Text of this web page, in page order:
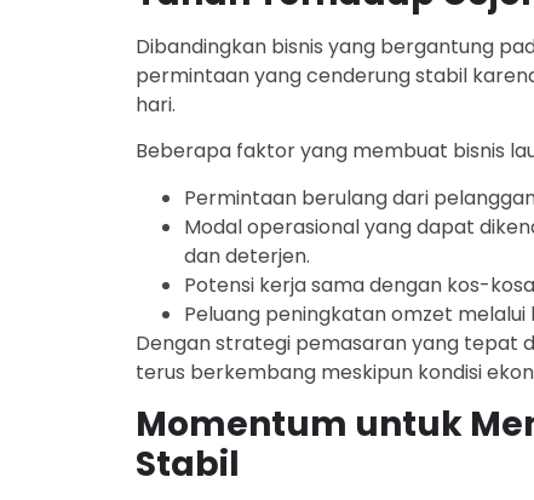
Dibandingkan bisnis yang bergantung
permintaan yang cenderung stabil
hari.
Beberapa faktor yang membuat bisnis
Permintaan berulang dari
Modal operasional yang dapat
dan deterjen.
Potensi kerja sama dengan kos-
Peluang peningkatan omzet
Dengan strategi pemasaran yang tepat
terus berkembang meskipun kondisi
Momentum untuk
Stabil